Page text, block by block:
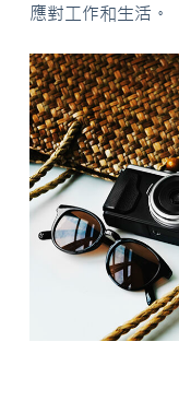
應對工作和生活。